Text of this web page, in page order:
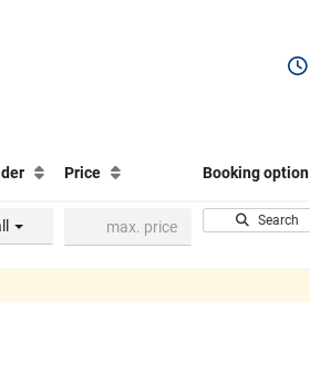
Price Booking option
Search